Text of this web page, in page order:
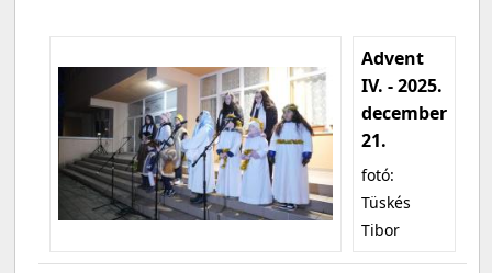
Advent
IV. - 2025.
december
21.
fotó:
Tüskés
Tibor